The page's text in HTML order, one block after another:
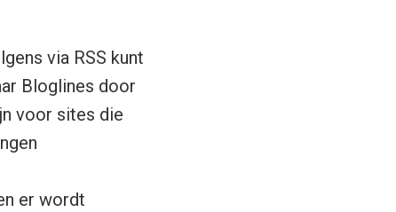
via RSS kunt
Bloglines door
voor sites die
er wordt